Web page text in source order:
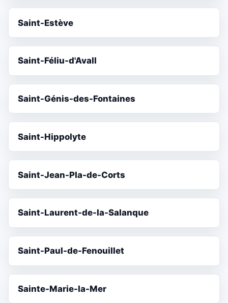
Saint-Estève
Saint-Féliu-d'Avall
Saint-Génis-des-Fontaines
Saint-Hippolyte
Saint-Jean-Pla-de-Corts
Saint-Laurent-de-la-Salanque
Saint-Paul-de-Fenouillet
Sainte-Marie-la-Mer